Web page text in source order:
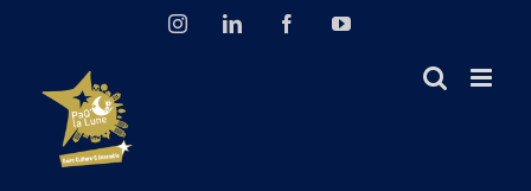
InstagramLinkedIn FacebookYouTube